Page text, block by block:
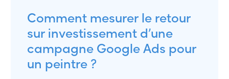
Comment mesurer le retour
sur investissement d’une
campagne Google Ads pour
un peintre ?